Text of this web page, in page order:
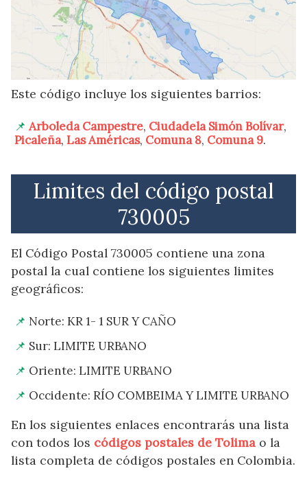
Este código incluye los siguientes barrios:
Arboleda Campestre, Ciudadela Simón Bolívar,
Picaleña, Las Américas, Comuna 8, Comuna 9.
Limites del código postal
730005
El Código Postal 730005 contiene una zona
postal la cual contiene los siguientes limites
geográficos:
Norte: KR 1- 1 SUR Y CAÑO
Sur: LIMITE URBANO
Oriente: LIMITE URBANO
Occidente: RÍO COMBEIMA Y LIMITE URBANO
En los siguientes enlaces encontrarás una lista
con todos los códigos postales de Tolima o la
lista completa de códigos postales en Colombia.